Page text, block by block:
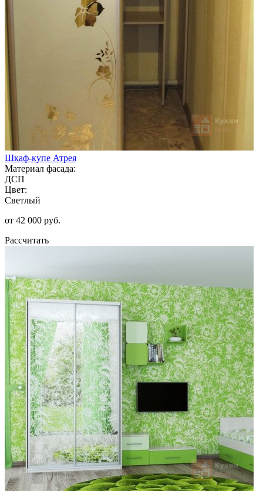
Шкаф-купе Атрея
Материал фасада:
ДСП
Цвет:
Светлый
от 42 000 руб.
Рассчитать